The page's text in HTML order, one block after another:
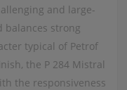
and large-
balances strong
typical of Petrof
the P 284 Mistral
the responsiveness